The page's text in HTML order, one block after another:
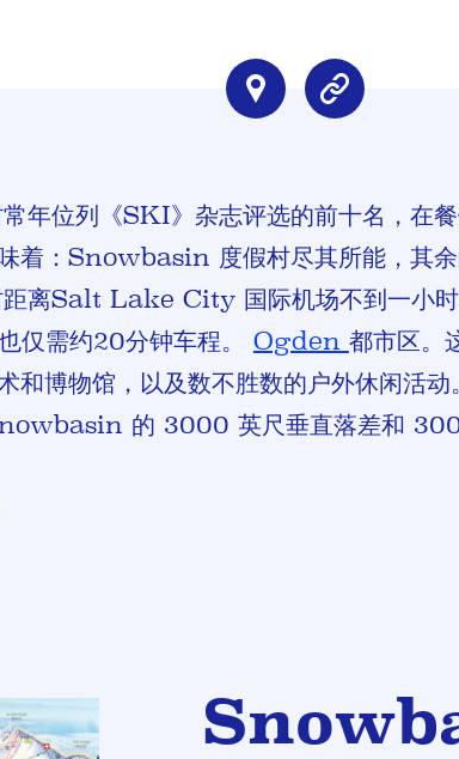
位列《SKI》杂志评选的前十名，在餐
着：Snowbasin 度假村尽其所能，其余
离Salt Lake City 国际机场不到一小时
需约20分钟车程。 Ogden 都市区。
和博物馆，以及数不胜数的户外休闲活
的 3000 英尺垂直落差和